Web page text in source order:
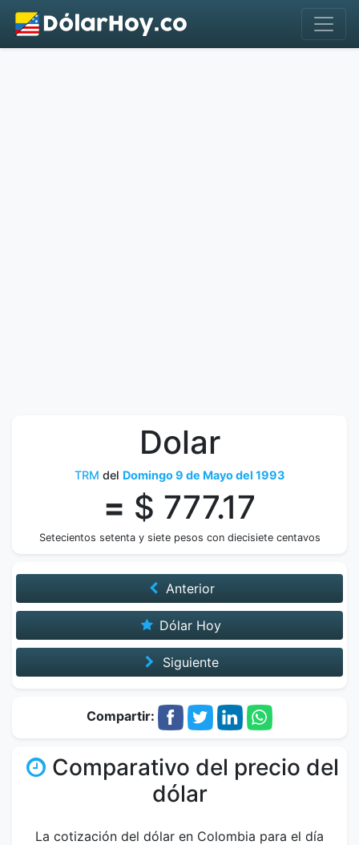
Dolar
TRM del Domingo 9 de Mayo del 1993
= $ 777.17
Setecientos setenta y siete pesos con diecisiete centavos
Anterior
Dólar Hoy
Siguiente
Compartir:
Comparativo del precio del
dólar
La cotización del dólar en Colombia para el día